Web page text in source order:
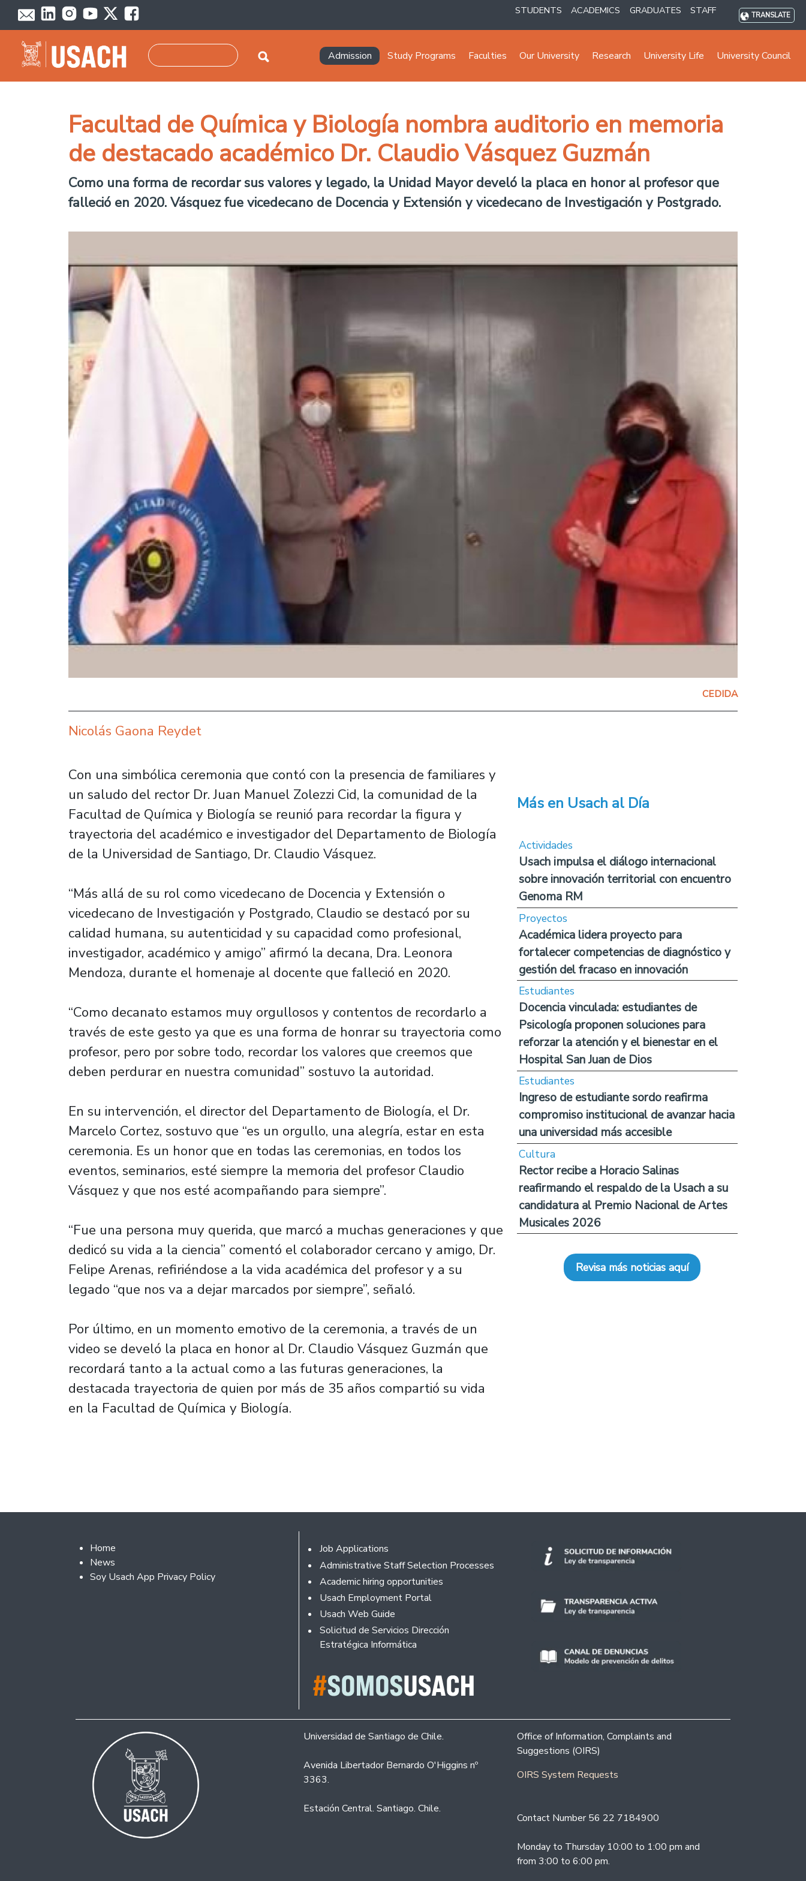
Skip to main content STUDENTS ACADEMICS GRADUATES STAFF TRANSLATE
Navegación principal
Admission Study Programs Faculties Our University Research University Life University Council
Facultad de Química y Biología nombra auditorio en memoria
de destacado académico Dr. Claudio Vásquez Guzmán
Como una forma de recordar sus valores y legado, la Unidad Mayor develó la placa en honor al profesor que
falleció en 2020. Vásquez fue vicedecano de Docencia y Extensión y vicedecano de Investigación y Postgrado.
CEDIDA
Nicolás Gaona Reydet
Con una simbólica ceremonia que contó con la presencia de familiares y
un saludo del rector Dr. Juan Manuel Zolezzi Cid, la comunidad de la
Facultad de Química y Biología se reunió para recordar la figura y
trayectoria del académico e investigador del Departamento de Biología
de la Universidad de Santiago, Dr. Claudio Vásquez.
“Más allá de su rol como vicedecano de Docencia y Extensión o
vicedecano de Investigación y Postgrado, Claudio se destacó por su
calidad humana, su autenticidad y su capacidad como profesional,
investigador, académico y amigo” afirmó la decana, Dra. Leonora
Mendoza, durante el homenaje al docente que falleció en 2020.
“Como decanato estamos muy orgullosos y contentos de recordarlo a
través de este gesto ya que es una forma de honrar su trayectoria como
profesor, pero por sobre todo, recordar los valores que creemos que
deben perdurar en nuestra comunidad” sostuvo la autoridad.
En su intervención, el director del Departamento de Biología, el Dr.
Marcelo Cortez, sostuvo que “es un orgullo, una alegría, estar en esta
ceremonia. Es un honor que en todas las ceremonias, en todos los
eventos, seminarios, esté siempre la memoria del profesor Claudio
Vásquez y que nos esté acompañando para siempre”.
“Fue una persona muy querida, que marcó a muchas generaciones y que
dedicó su vida a la ciencia” comentó el colaborador cercano y amigo, Dr.
Felipe Arenas, refiriéndose a la vida académica del profesor y a su
legado “que nos va a dejar marcados por siempre”, señaló.
Por último, en un momento emotivo de la ceremonia, a través de un
video se develó la placa en honor al Dr. Claudio Vásquez Guzmán que
recordará tanto a la actual como a las futuras generaciones, la
destacada trayectoria de quien por más de 35 años compartió su vida
en la Facultad de Química y Biología.
Más en Usach al Día
Actividades
Usach impulsa el diálogo internacional
sobre innovación territorial con encuentro
Genoma RM
Proyectos
Académica lidera proyecto para
fortalecer competencias de diagnóstico y
gestión del fracaso en innovación
Estudiantes
Docencia vinculada: estudiantes de
Psicología proponen soluciones para
reforzar la atención y el bienestar en el
Hospital San Juan de Dios
Estudiantes
Ingreso de estudiante sordo reafirma
compromiso institucional de avanzar hacia
una universidad más accesible
Cultura
Rector recibe a Horacio Salinas
reafirmando el respaldo de la Usach a su
candidatura al Premio Nacional de Artes
Musicales 2026
Revisa más noticias aquí
Footer 2
Home
News
Soy Usach App Privacy Policy
Footer
Job Applications
Administrative Staff Selection Processes
Academic hiring opportunities
Usach Employment Portal
Usach Web Guide
Solicitud de Servicios Dirección
Estratégica Informática
Universidad de Santiago de Chile.
Avenida Libertador Bernardo O'Higgins nº
3363.
Estación Central. Santiago. Chile.
Office of Information, Complaints and
Suggestions (OIRS)
OIRS System Requests
Contact Number 56 22 7184900
Monday to Thursday 10:00 to 1:00 pm and
from 3:00 to 6:00 pm.